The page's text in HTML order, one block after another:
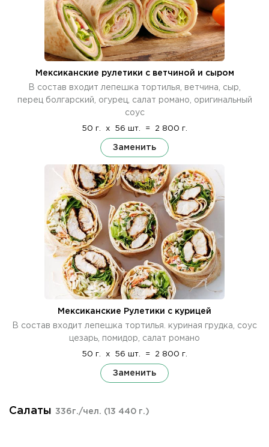
Мексиканские рулетики с ветчиной и сыром
В состав входит лепешка тортилья, ветчина, сыр,
перец болгарский, огурец, салат романо, оригинальный
соус
50 г. x 56 шт. = 2 800 г.
Заменить
Мексиканские Рулетики с курицей
В состав входит лепешка тортилья. куриная грудка, соус
цезарь, помидор, салат романо
50 г. x 56 шт. = 2 800 г.
Заменить
Салаты 336г./чел. (13 440 г.)